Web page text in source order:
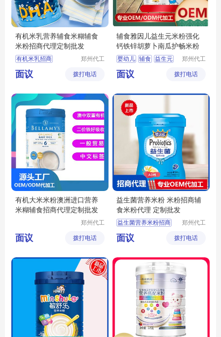
有机米乳营养辅食米糊辅食
米粉招商代理定制批发
有机米乳招商
有机米乳代理
婴幼儿辅食定制
宝宝辅食招商
郑州代工
技有限公
面议 拨打电话
辅食雅因儿益生元米粉强化
钙铁锌胡萝卜南瓜护畅米粉
婴幼儿 辅食 益生元
米粉
郑州代工
技有限公
面议 拨打电话
有机大米米粉澳洲进口营养
米糊辅食招商代理定制批发
郑州代工
技有限公
面议 拨打电话
益生菌营养米粉 米粉招商辅
食米粉代理 定制批发
益生菌营养米粉招商
宝宝米粉代理
婴儿米粉批发
宝宝辅食批发
郑州代工
技有限公
面议 拨打电话